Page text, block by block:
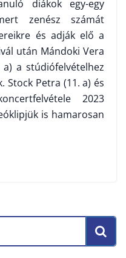
diákok egy-egy
zenész számát
és adják elő a
után Mándoki Vera
a stúdiófelvételhez
Stock Petra (11. a) és
2023
is hamarosan